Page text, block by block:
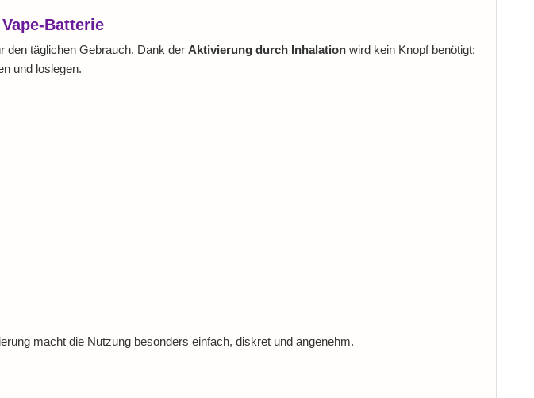
Vape-Batterie
den täglichen Gebrauch. Dank der Aktivierung durch Inhalationwird kein Knopf benötigt:
und loslegen.
macht die Nutzung besonders einfach, diskret und angenehm.